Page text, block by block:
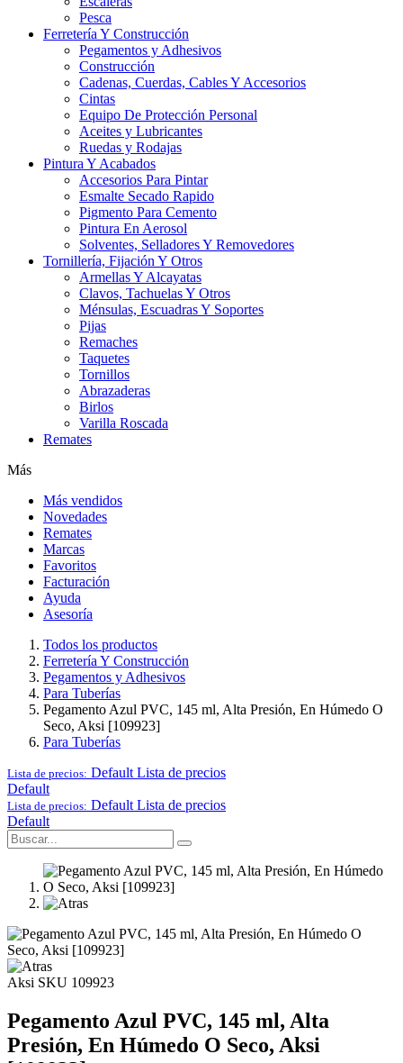
Pesca
Ferretería Y Construcción
Pegamentos y Adhesivos
Construcción
Cadenas, Cuerdas, Cables Y Accesorios
Cintas
Equipo De Protección Personal
Aceites y Lubricantes
Ruedas y Rodajas
Pintura Y Acabados
Accesorios Para Pintar
Esmalte Secado Rapido
Pigmento Para Cemento
Pintura En Aerosol
Solventes, Selladores Y Removedores
Tornillería, Fijación Y Otros
Armellas Y Alcayatas
Clavos, Tachuelas Y Otros
Ménsulas, Escuadras Y Soportes
Pijas
Remaches
Taquetes
Tornillos
Abrazaderas
Birlos
Varilla Roscada
Remates
Más
Más vendidos
Novedades
Remates
Marcas
Favoritos
Facturación
Ayuda
Asesoría
Todos los productos
Ferretería Y Construcción
Pegamentos y Adhesivos
Para Tuberías
Pegamento Azul PVC, 145 ml, Alta Presión, En Húmedo O
Seco, Aksi [109923]
Para Tuberías
Lista de precios: Default Lista de precios
Default
Lista de precios: Default Lista de precios
Default
Aksi SKU 109923
Pegamento Azul PVC, 145 ml, Alta
Presión, En Húmedo O Seco, Aksi